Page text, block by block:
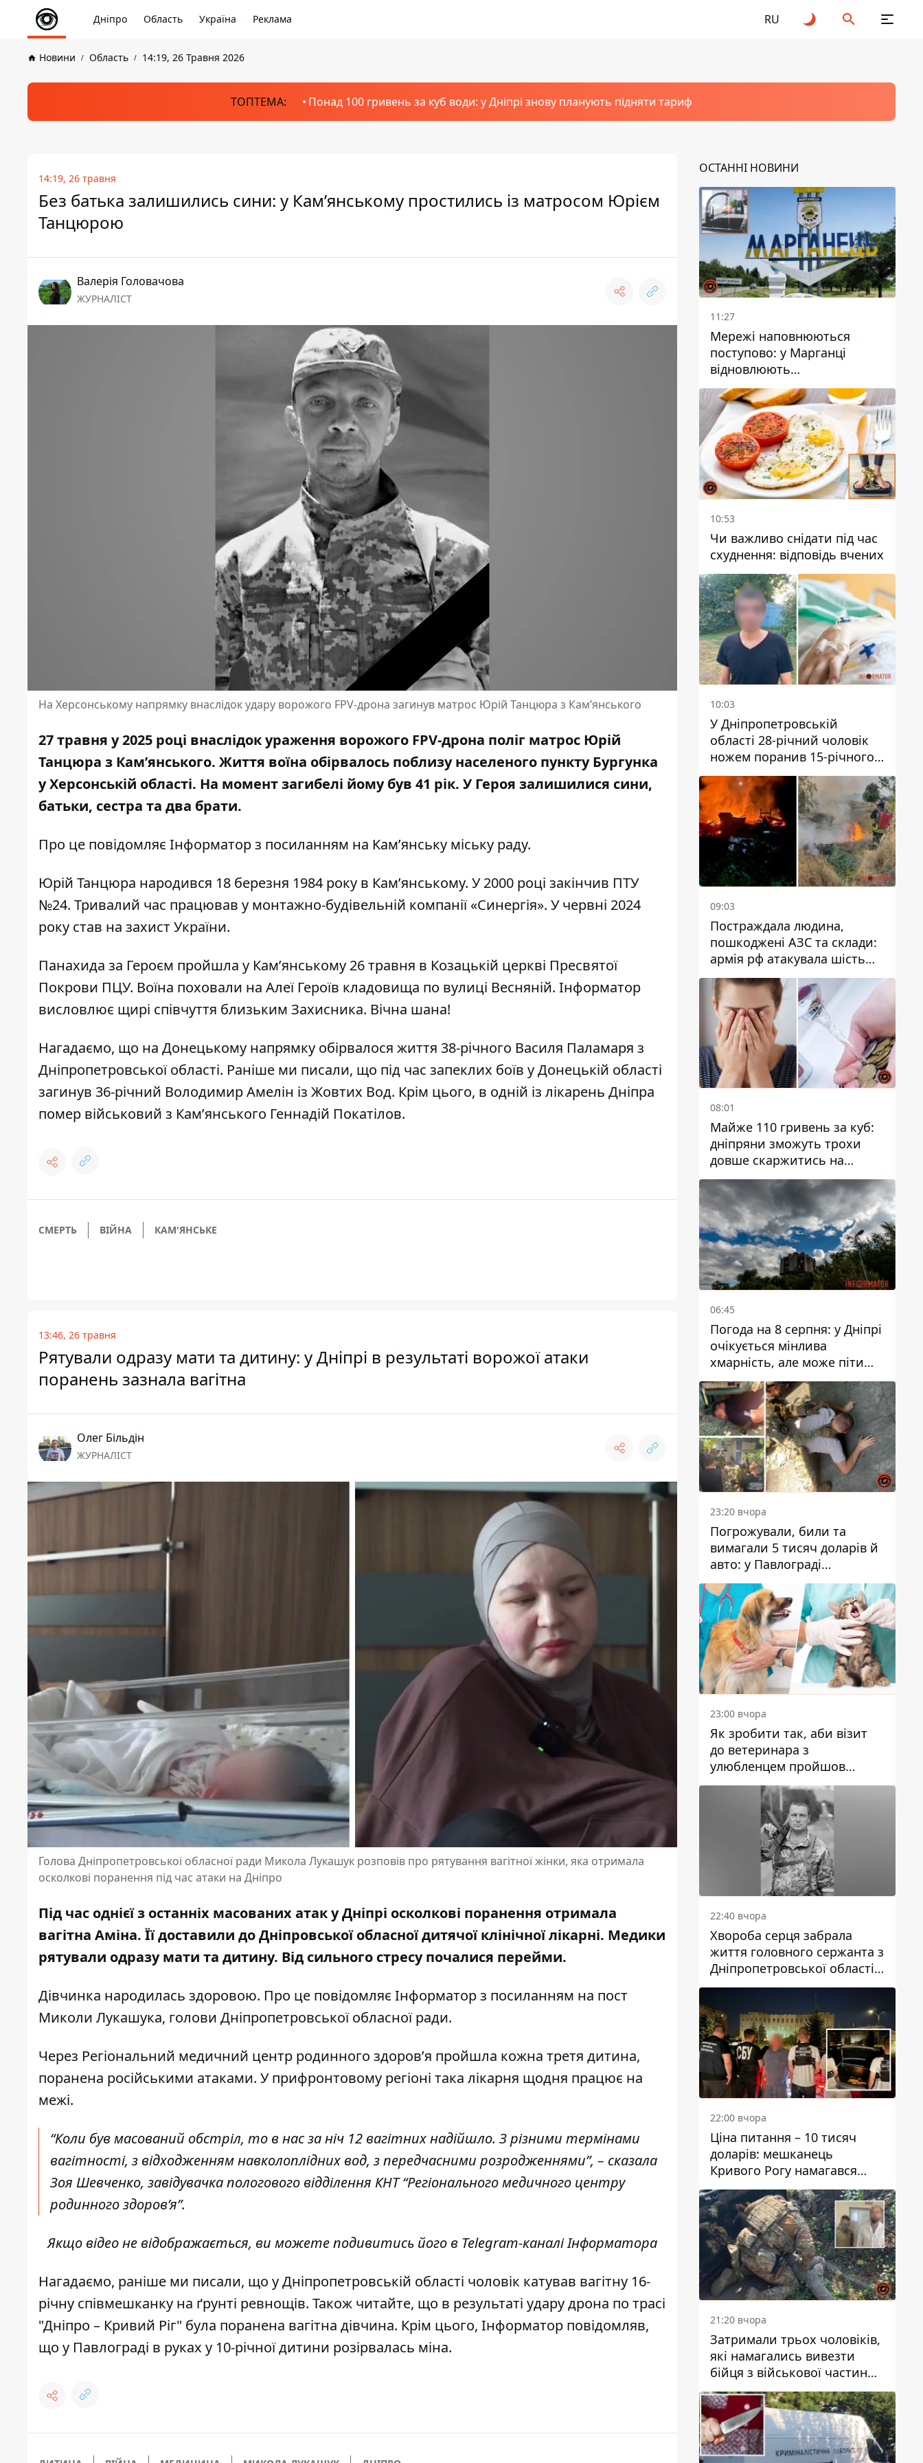
Дніпро Область Україна Реклама RU
Новини Область 14:19, 26 Травня 2026
ТОПТЕМА: Понад 100 гривень за куб води: у Дніпрі знову планують підняти тариф
14:19, 26 травня
Без батька залишились сини: у Кам’янському простились із матросом Юрієм
Танцюрою
Валерія Головачова
ЖУРНАЛІСТ
На Херсонському напрямку внаслідок удару ворожого FPV-дрона загинув матрос Юрій Танцюра з Кам’янського
27 травня у 2025 році внаслідок ураження ворожого FPV-дрона поліг матрос Юрій
Танцюра з Кам’янського. Життя воїна обірвалось поблизу населеного пункту Бургунка
у Херсонській області. На момент загибелі йому був 41 рік. У Героя залишилися сини,
батьки, сестра та два брати.
Про це повідомляє Інформатор з посиланням на Кам’янську міську раду.
Юрій Танцюра народився 18 березня 1984 року в Камʼянському. У 2000 році закінчив ПТУ
№24. Тривалий час працював у монтажно-будівельній компанії «Синергія». У червні 2024
року став на захист України.
Панахида за Героєм пройшла у Кам’янському 26 травня в Козацькій церкві Пресвятої
Покрови ПЦУ. Воїна поховали на Алеї Героїв кладовища по вулиці Весняній. Інформатор
висловлює щирі співчуття близьким Захисника. Вічна шана!
Нагадаємо, що на Донецькому напрямку обірвалося життя 38-річного Василя Паламаря з
Дніпропетровської області. Раніше ми писали, що під час запеклих боїв у Донецькій області
загинув 36-річний Володимир Амелін із Жовтих Вод. Крім цього, в одній із лікарень Дніпра
помер військовий з Кам’янського Геннадій Покатілов.
СМЕРТЬ ВІЙНА КАМ'ЯНСЬКЕ
13:46, 26 травня
Рятували одразу мати та дитину: у Дніпрі в результаті ворожої атаки
поранень зазнала вагітна
Олег Більдін
ЖУРНАЛІСТ
Голова Дніпропетровської обласної ради Микола Лукашук розповів про рятування вагітної жінки, яка отримала
осколкові поранення під час атаки на Дніпро
Під час однієї з останніх масованих атак у Дніпрі осколкові поранення отримала
вагітна Аміна. Її доставили до Дніпровської обласної дитячої клінічної лікарні. Медики
рятували одразу мати та дитину. Від сильного стресу почалися перейми.
Дівчинка народилась здоровою. Про це повідомляє Інформатор з посиланням на пост
Миколи Лукашука, голови Дніпропетровської обласної ради.
Через Регіональний медичний центр родинного здоров’я пройшла кожна третя дитина,
поранена російськими атаками. У прифронтовому регіоні така лікарня щодня працює на
межі.
“Коли був масований обстріл, то в нас за ніч 12 вагітних надійшло. З різними термінами
вагітності, з відходженням навколоплідних вод, з передчасними розродженнями”, – сказала
Зоя Шевченко, завідувачка пологового відділення КНТ “Регіонального медичного центру
родинного здоров’я”.
Якщо відео не відображається, ви можете подивитись його в Telegram-каналі Інформатора
Нагадаємо, раніше ми писали, що у Дніпропетровській області чоловік катував вагітну 16-
річну співмешканку на ґрунті ревнощів. Також читайте, що в результаті удару дрона по трасі
"Дніпро – Кривий Ріг" була поранена вагітна дівчина. Крім цього, Інформатор повідомляв,
що у Павлограді в руках у 10-річної дитини розірвалась міна.
ОСТАННІ НОВИНИ
11:27
Мережі наповнюються
поступово: у Марганці
відновлюють
водопостачання
10:53
Чи важливо снідати під час
схуднення: відповідь вчених
10:03
У Дніпропетровській
області 28-річний чоловік
ножем поранив 15-річного
хлопця
09:03
Постраждала людина,
пошкоджені АЗС та склади:
армія рф атакувала шість
районів Дніпропетровської
області
08:01
Майже 110 гривень за куб:
дніпряни зможуть трохи
довше скаржитись на
заплановані тарифи на воду
на 2027 рік
06:45
Погода на 8 серпня: у Дніпрі
очікується мінлива
хмарність, але може піти
дощ
23:20 вчора
Погрожували, били та
вимагали 5 тисяч доларів й
авто: у Павлограді
затримали двох чоловіків
23:00 вчора
Як зробити так, аби візит
до ветеринара з
улюбленцем пройшов
спокійно: прості поради
22:40 вчора
Хвороба серця забрала
життя головного сержанта з
Дніпропетровської області
Юрія Свистуна
22:00 вчора
Ціна питання – 10 тисяч
доларів: мешканець
Кривого Рогу намагався
переправити чоловіка до
Словаччини
21:20 вчора
Затримали трьох чоловіків,
які намагались вивезти
бійця з військової частини
до Дніпра за 7 тисяч
доларів: серед них був лікар